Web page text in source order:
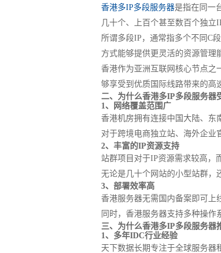
香港多IP多段服务器是指在同一
几十个、上百个甚至数百个独立
所谓多段IP，通常指多个不同C
方式能够提供更灵活的资源管理
香港作为亚洲互联网核心节点之
够享受到优质国际线路带来的高
二、为什么香港多IP多段服务器
1、网络覆盖范围广
香港机房拥有连接中国大陆、东
对于跨境电商独立站、海外企业
2、丰富的IP资源支持
站群项目对于IP资源需求较高，
无论是几十个网站的小型站群，
3、部署效率高
香港服务器无需国内备案即可上
同时，香港服务器支持多种操作
三、为什么香港多IP多段服务器
1、多年IDC行业经验
天下数据长期专注于全球服务器